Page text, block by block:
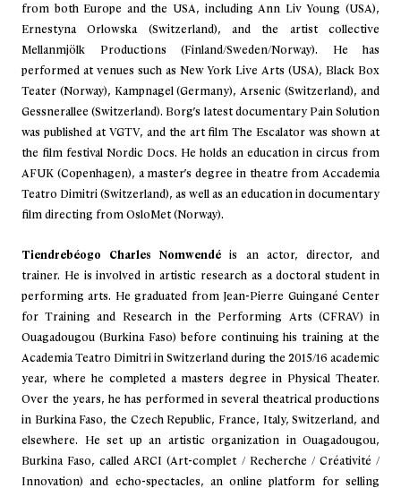
from both Europe and the USA, including Ann Liv Young (USA),
Ernestyna Orlowska (Switzerland), and the artist collective
Mellanmjölk Productions (Finland/Sweden/Norway). He has
performed at venues such as New York Live Arts (USA), Black Box
Teater (Norway), Kampnagel (Germany), Arsenic (Switzerland), and
Gessnerallee (Switzerland). Borg’s latest documentary Pain Solution
was published at VGTV, and the art film The Escalator was shown at
the film festival Nordic Docs. He holds an education in circus from
AFUK (Copenhagen), a master’s degree in theatre from Accademia
Teatro Dimitri (Switzerland), as well as an education in documentary
film directing from OsloMet (Norway).
Tiendrebéogo Charles Nomwendéis an actor, director, and
trainer. He is involved in artistic research as a doctoral student in
performing arts. He graduated from Jean-Pierre Guingané Center
for Training and Research in the Performing Arts (CFRAV) in
Ouagadougou (Burkina Faso) before continuing his training at the
Academia Teatro Dimitri in Switzerland during the 2015/16 academic
year, where he completed a masters degree in Physical Theater.
Over the years, he has performed in several theatrical productions
in Burkina Faso, the Czech Republic, France, Italy, Switzerland, and
elsewhere. He set up an artistic organization in Ouagadougou,
Burkina Faso, called ARCI (Art-complet / Recherche / Créativité /
Innovation) and echo-spectacles, an online platform for selling